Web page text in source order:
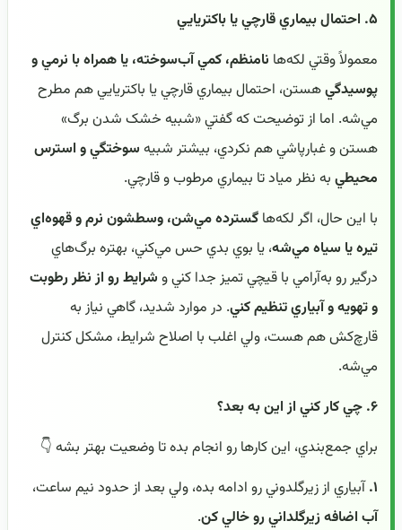
۵. احتمال بيماري قارچي يا باکتريايي
معمولاً وقتي لکه‌ها نامنظم، کمي آب‌سوخته، يا همراه با نرمي و
پوسيدگيهستن، احتمال بيماري قارچي يا باکتريايي هم مطرح
مي‌شه. اما از توضيحت که گفتي «شبيه خشک شدن برگ»
هستن و غبارپاشي هم نکردي، بيشتر شبيه سوختگي و استرس
محيطي به نظر مياد تا بيماري مرطوب و قارچي.
با اين حال، اگر لکه‌ها گسترده مي‌شن، وسطشون نرم و قهوه‌اي
تيره يا سياه مي‌شه، يا بوي بدي حس مي‌کني، بهتره برگ‌هاي
درگير رو به‌آرامي با قيچي تميز جدا کني و شرايط رو از نظر رطوبت
و تهويه و آبياري تنظيم کني. در موارد شديد، گاهي نياز به
قارچ‌کش هم هست، ولي اغلب با اصلاح شرايط، مشکل کنترل
مي‌شه.
۶. چي کار کني از اين به بعد؟
براي جمع‌بندي، اين کارها رو انجام بده تا وضعيت بهتر بشه 👇
۱. آبياري از زيرگلدوني رو ادامه بده، ولي بعد از حدود نيم ساعت،
آب اضافه زيرگلداني رو خالي کن.